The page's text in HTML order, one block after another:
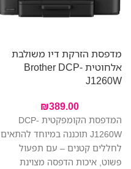
מדפסת הזרקת דיו משולבת
אלחוטית Brother DCP-
J1260W
₪389.00
המדפסת הקומפקטית DCP-
J1260W תוכננה במיוחד להתאים
לחללים קטנים – עם תפעול
פשוט, איכות הדפסה מצוינת